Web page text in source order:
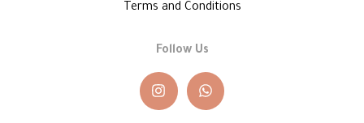
Terms and Conditions
Follow Us